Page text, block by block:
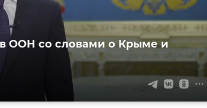
ООН со словами о Крыме и